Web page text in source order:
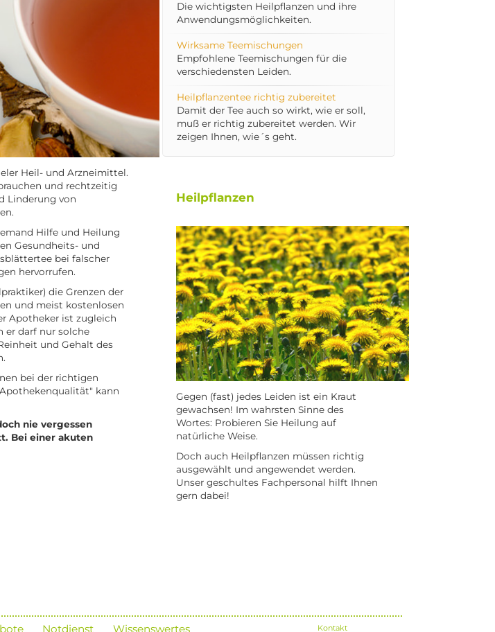
Heil- und Arzneimittel.
und rechtzeitig
Linderung von
Hilfe und Heilung
Gesundheits- und
bei falscher
hervorrufen.
die Grenzen der
und meist kostenlosen
Apotheker ist zugleich
er darf nur solche
und Gehalt des
bei der richtigen
kann
nie vergessen
Bei einer akuten
Die wichtigsten Heilpflanzen und ihre
Anwendungsmöglichkeiten.
Wirksame Teemischungen
Empfohlene Teemischungen für die
verschiedensten Leiden.
Heilpflanzentee richtig zubereitet
Damit der Tee auch so wirkt, wie er soll,
muß er richtig zubereitet werden. Wir
zeigen Ihnen, wie´s geht.
Heilpflanzen
Gegen (fast) jedes Leiden ist ein Kraut
gewachsen! Im wahrsten Sinne des
Wortes: Probieren Sie Heilung auf
natürliche Weise.
Doch auch Heilpflanzen müssen richtig
ausgewählt und angewendet werden.
Unser geschultes Fachpersonal hilft Ihnen
gern dabei!
Notdienst Wissenswertes Kontakt